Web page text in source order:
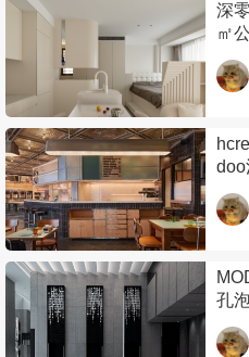
深
㎡
doo
孔
集